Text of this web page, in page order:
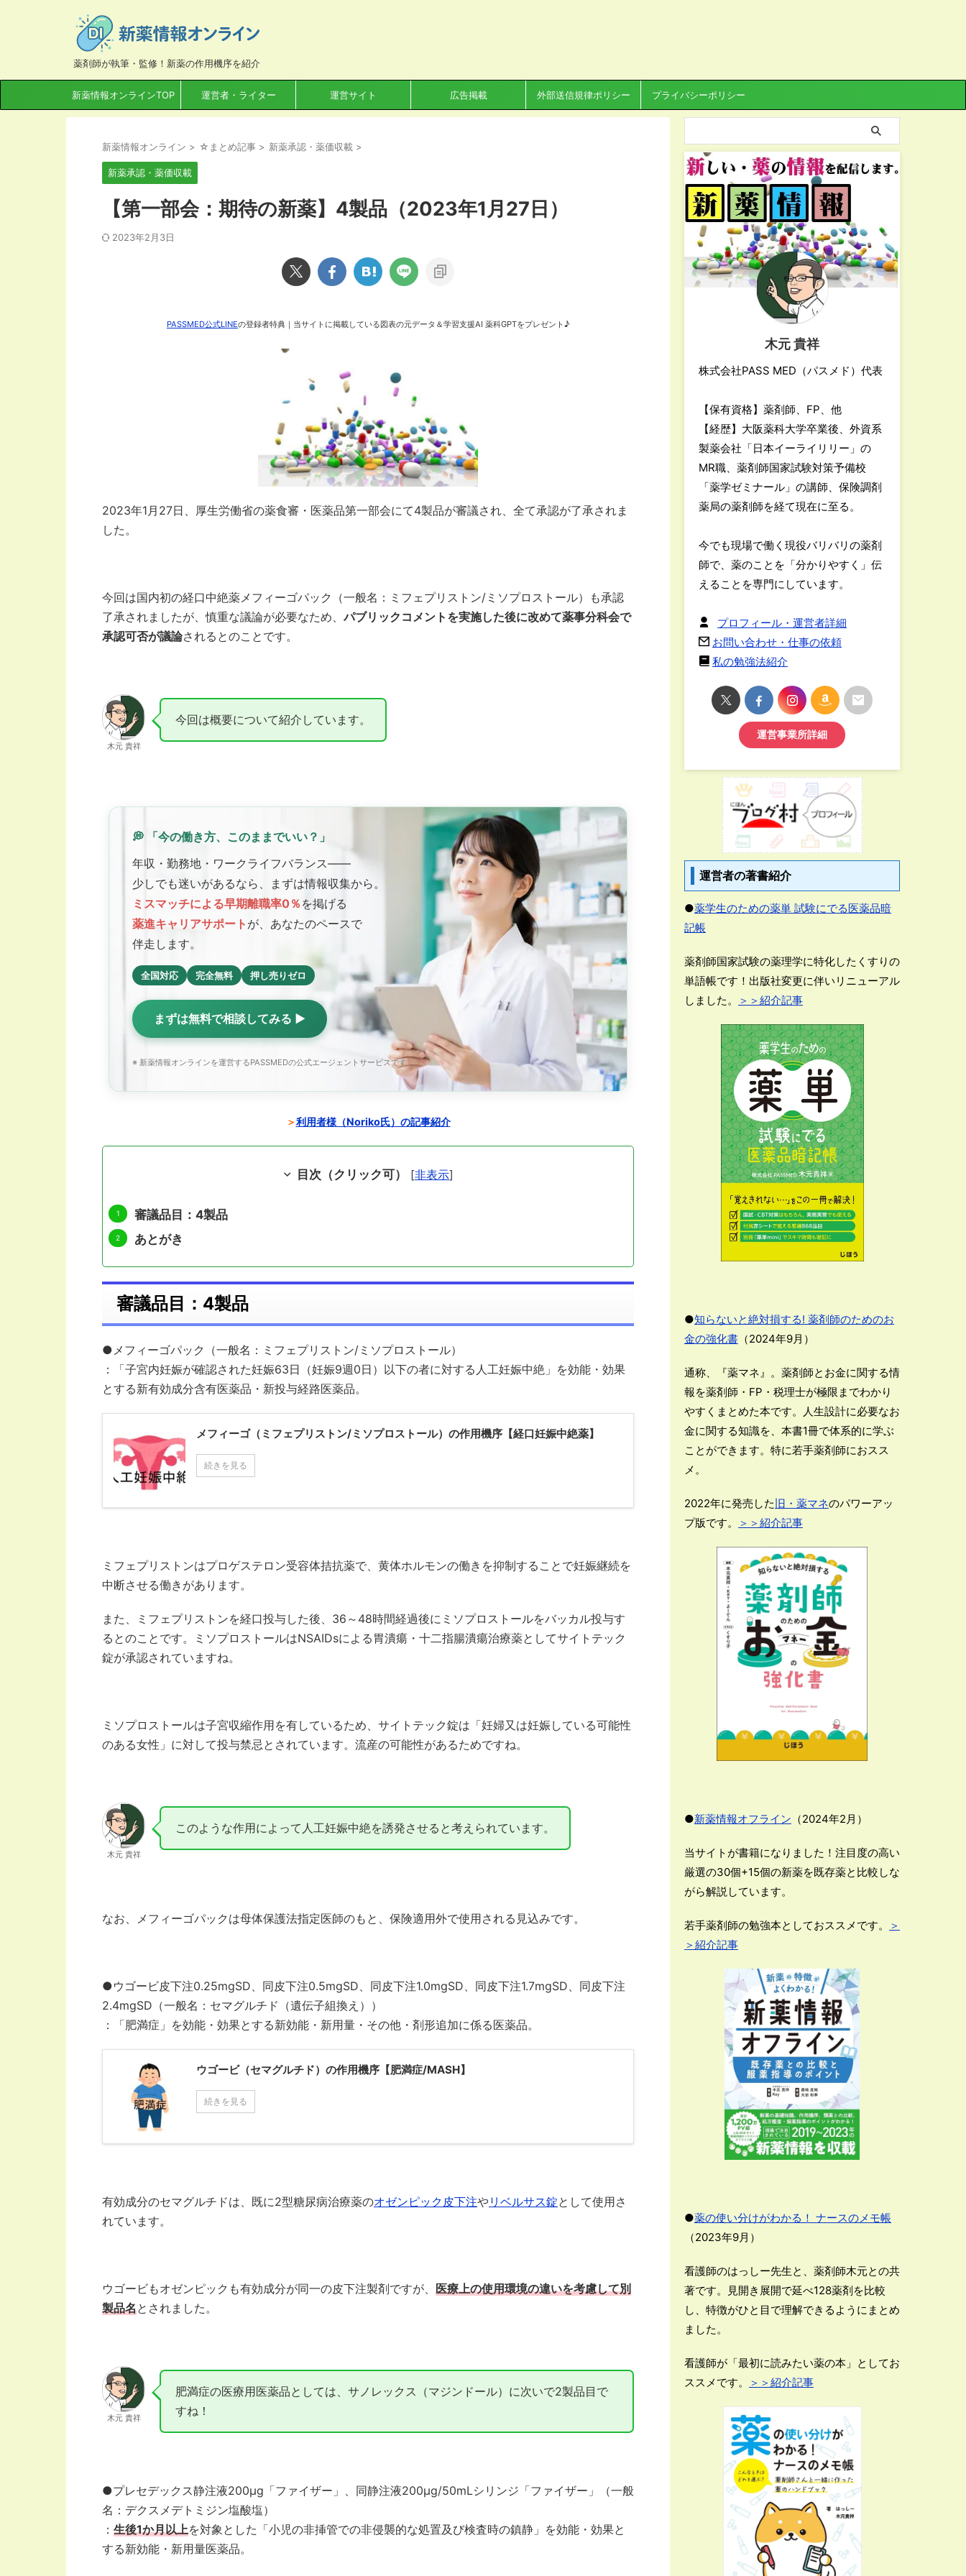
薬剤師が執筆・監修！新薬の作用機序を紹介
新薬情報オンラインTOP 運営者・ライター 運営サイト 広告掲載 外部送信規律ポリシー プライバシーポリシー
新薬情報オンライン > ☆まとめ記事 > 新薬承認・薬価収載 >
新薬承認・薬価収載
【第一部会：期待の新薬】4製品（2023年1月27日）
2023年2月3日
PASSMED公式LINEの登録者特典｜当サイトに掲載している図表の元データ＆学習支援AI 薬科GPTをプレゼント♪
2023年1月27日、厚生労働省の薬食審・医薬品第一部会にて4製品が審議され、全て承認が了承されま
した。
今回は国内初の経口中絶薬メフィーゴパック（一般名：ミフェプリストン/ミソプロストール）も承認
了承されましたが、慎重な議論が必要なため、パブリックコメントを実施した後に改めて薬事分科会で
承認可否が議論されるとのことです。
木元 貴祥
今回は概要について紹介しています。
💭 「今の働き方、このままでいい？」
年収・勤務地・ワークライフバランス——
少しでも迷いがあるなら、まずは情報収集から。
ミスマッチによる早期離職率0％ を掲げる
薬進キャリアサポート が、あなたのペースで
伴走します。
全国対応 完全無料 押し売りゼロ
まずは無料で相談してみる ▶
※ 新薬情報オンラインを運営するPASSMEDの公式エージェントサービスです
＞利用者様（Noriko氏）の記事紹介
目次（クリック可） [非表示]
審議品目：4製品
あとがき
審議品目：4製品
●メフィーゴパック（一般名：ミフェプリストン/ミソプロストール）
：「子宮内妊娠が確認された妊娠63日（妊娠9週0日）以下の者に対する人工妊娠中絶」を効能・効果
とする新有効成分含有医薬品・新投与経路医薬品。
メフィーゴ（ミフェプリストン/ミソプロストール）の作用機序【経口妊娠中絶薬】
続きを見る
ミフェプリストンはプロゲステロン受容体拮抗薬で、黄体ホルモンの働きを抑制することで妊娠継続を
中断させる働きがあります。
また、ミフェプリストンを経口投与した後、36～48時間経過後にミソプロストールをバッカル投与す
るとのことです。ミソプロストールはNSAIDsによる胃潰瘍・十二指腸潰瘍治療薬としてサイトテック
錠が承認されていますね。
ミソプロストールは子宮収縮作用を有しているため、サイトテック錠は「妊婦又は妊娠している可能性
のある女性」に対して投与禁忌とされています。流産の可能性があるためですね。
木元 貴祥
このような作用によって人工妊娠中絶を誘発させると考えられています。
なお、メフィーゴパックは母体保護法指定医師のもと、保険適用外で使用される見込みです。
●ウゴービ皮下注0.25mgSD、同皮下注0.5mgSD、同皮下注1.0mgSD、同皮下注1.7mgSD、同皮下注
2.4mgSD（一般名：セマグルチド（遺伝子組換え））
：「肥満症」を効能・効果とする新効能・新用量・その他・剤形追加に係る医薬品。
ウゴービ（セマグルチド）の作用機序【肥満症/MASH】
続きを見る
有効成分のセマグルチドは、既に2型糖尿病治療薬のオゼンピック皮下注やリベルサス錠として使用さ
れています。
ウゴービもオゼンピックも有効成分が同一の皮下注製剤ですが、 医療上の使用環境の違いを考慮して別
製品名とされました。
木元 貴祥
肥満症の医療用医薬品としては、サノレックス（マジンドール）に次いで2製品目で
すね！
●プレセデックス静注液200μg「ファイザー」、同静注液200μg/50mLシリンジ「ファイザー」（一般
名：デクスメデトミジン塩酸塩）
： 生後1か月以上を対象とした「小児の非挿管での非侵襲的な処置及び検査時の鎮静」を効能・効果と
する新効能・新用量医薬品。
木元 貴祥
株式会社PASS MED（パスメド）代表
【保有資格】薬剤師、FP、他
【経歴】大阪薬科大学卒業後、外資系
製薬会社「日本イーライリリー」の
MR職、薬剤師国家試験対策予備校
「薬学ゼミナール」の講師、保険調剤
薬局の薬剤師を経て現在に至る。
今でも現場で働く現役バリバリの薬剤
師で、薬のことを「分かりやすく」伝
えることを専門にしています。
プロフィール・運営者詳細
お問い合わせ・仕事の依頼
私の勉強法紹介
運営事業所詳細
運営者の著書紹介
●薬学生のための薬単 試験にでる医薬品暗
記帳
薬剤師国家試験の薬理学に特化したくすりの
単語帳です！出版社変更に伴いリニューアル
しました。
＞＞紹介記事
●知らないと絶対損する! 薬剤師のためのお
金の強化書 （2024年9月）
通称、『薬マネ』。薬剤師とお金に関する情
報を薬剤師・FP・税理士が極限までわかり
やすくまとめた本です。人生設計に必要なお
金に関する知識を、本書1冊で体系的に学ぶ
ことができます。特に若手薬剤師におスス
メ。
2022年に発売した旧・薬マネのパワーアッ
プ版です。
＞＞紹介記事
●新薬情報オフライン （2024年2月）
当サイトが書籍になりました！注目度の高い
厳選の30個+15個の新薬を既存薬と比較しな
がら解説しています。
若手薬剤師の勉強本としておススメです。
＞
＞紹介記事
●薬の使い分けがわかる！ ナースのメモ帳
（2023年9月）
看護師のはっしー先生と、薬剤師木元との共
著です。見開き展開で延べ128薬剤を比較
し、特徴がひと目で理解できるようにまとめ
ました。
看護師が「最初に読みたい薬の本」としてお
ススメです。
＞＞紹介記事